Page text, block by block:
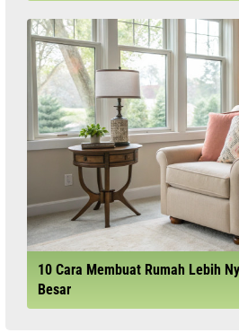
10 Cara Membuat Rumah Lebih
Besar